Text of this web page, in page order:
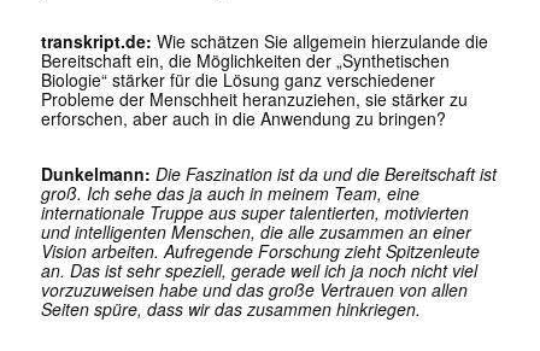
transkript.de: Wie schätzen Sie allgemein hierzulande die
Bereitschaft ein, die Möglichkeiten der „Synthetischen
Biologie“ stärker für die Lösung ganz verschiedener
Probleme der Menschheit heranzuziehen, sie stärker zu
erforschen, aber auch in die Anwendung zu bringen?
Dunkelmann: Die Faszination ist da und die Bereitschaft ist
groß. Ich sehe das ja auch in meinem Team, eine
internationale Truppe aus super talentierten, motivierten
und intelligenten Menschen, die alle zusammen an einer
Vision arbeiten. Aufregende Forschung zieht Spitzenleute
an. Das ist sehr speziell, gerade weil ich ja noch nicht viel
vorzuzuweisen habe und das große Vertrauen von allen
Seiten spüre, dass wir das zusammen hinkriegen.